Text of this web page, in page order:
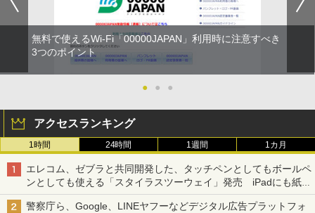
無料で使えるWi-Fi「00000JAPAN」利用時に注意すべき
3つのポイント
● ● ●
アクセスランキング
1時間 24時間 1週間 1カ月
エレコム、ゼブラと共同開発した、タッチペンとしてもボールペ
ンとしても使える「スタイラスツーウェイ」発売 iPadにも紙に
も、持ち替えずに書き込める
警察庁ら、Google、LINEヤフーなどデジタル広告プラットフォ